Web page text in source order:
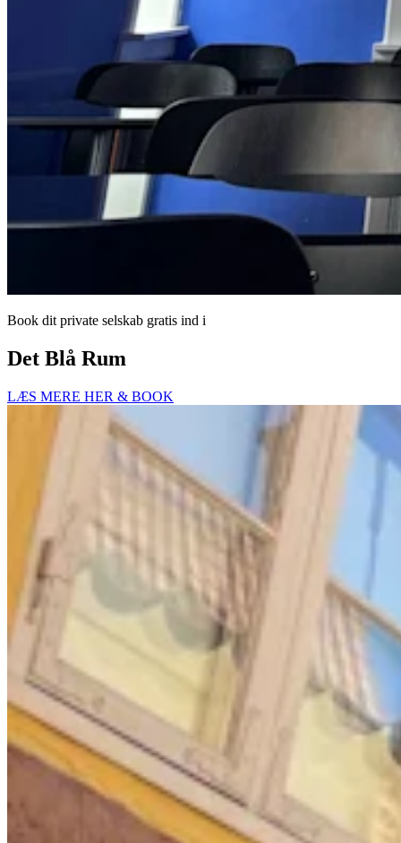
Book dit private selskab gratis ind i
Det Blå Rum
LÆS MERE HER & BOOK